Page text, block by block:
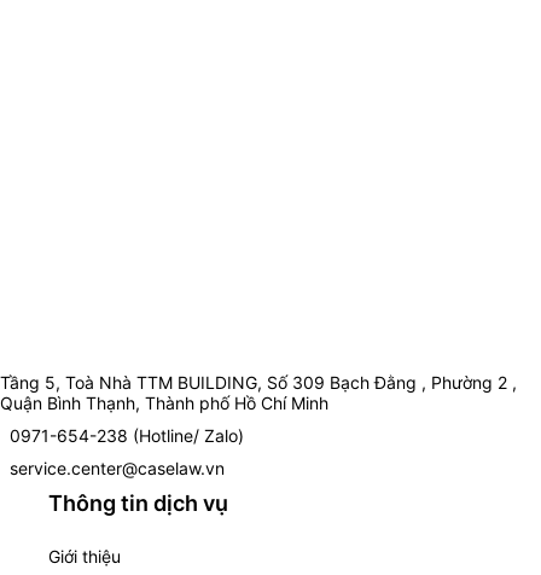
Tầng 5, Toà Nhà TTM BUILDING, Số 309 Bạch Đằng , Phường 2 ,
Quận Bình Thạnh, Thành phố Hồ Chí Minh
0971-654-238 (Hotline/ Zalo)
service.center@caselaw.vn
Thông tin dịch vụ
Giới thiệu